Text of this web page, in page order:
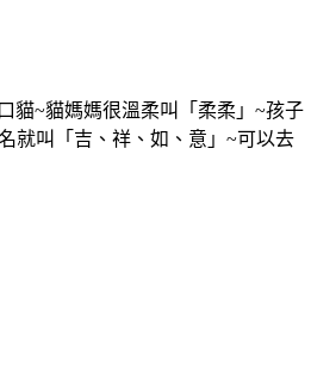
貓~貓媽媽很溫柔叫「柔柔」~孩子
就叫「吉、祥、如、意」~可以去